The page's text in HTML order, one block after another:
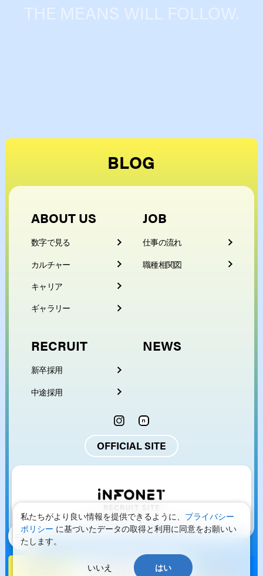
THE MEANS WILL FOLLOW.
BLOG
ABOUT US
数字で見る
カルチャー
キャリア
ギャラリー
JOB
仕事の流れ
職種相関図
© 2026 INFONET inc. All Rights Reserved.
RECRUIT
新卒採用
中途採用
NEWS
OFFICIAL SITE
ENTRY
私たちがより良い情報を提供できるように、 プライバシー
ポリシー に基づいたデータの取得と利用に同意をお願いい
たします。
いいえ はい